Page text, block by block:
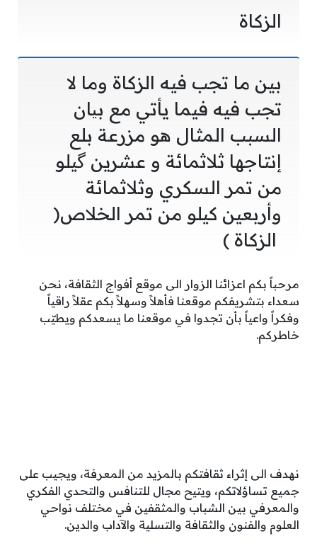
الزكاة
بين ما تجب فيه الزكاة وما لا
تجب فيه فيما يأتي مع بیان
السبب المثال هو مزرعة بلع
إنتاجها ثلاثمائة و عشرين گيلو
من تمر السكري وثلاثمائة
وأربعين كيلو من تمر الخلاص(
الزكاة )
مرحباً بكم اعزائنا الزوار الى موقع أفواج الثقافة، نحن
سعداء بتشريفكم موقعنا فأهلاً وسهلاً بكم عقلاً راقياً
وفكراً واعياً بأن تجدوا في موقعنا ما يسعدكم ويطيّب
خاطركم.
نهدف الى إثراء ثقافتكم بالمزيد من المعرفة، ويجيب على
جميع تساؤلاتكم، ويتيح مجال للتنافس والتحدي الفكري
والمعرفي بين الشباب والمثقفين في مختلف نواحي
العلوم والفنون والثقافة والتسلية والآداب والدين.